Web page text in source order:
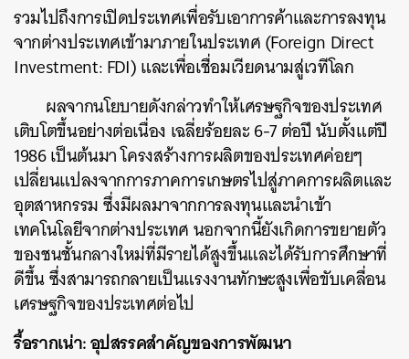
รวมไปถึงการเปิดประเทศเพื่อรับเอาการค้าและการลงทุน
จากต่างประเทศเข้ามาภายในประเทศ (Foreign Direct
Investment: FDI) และเพื่อเชื่อมเวียดนามสู่เวทีโลก
ผลจากนโยบายดังกล่าวทำให้เศรษฐกิจของประเทศ
เติบโตขึ้นอย่างต่อเนื่อง เฉลี่ยร้อยละ 6-7 ต่อปี นับตั้งแต่ปี
1986 เป็นต้นมา โครงสร้างการผลิตของประเทศค่อยๆ
เปลี่ยนแปลงจากการภาคการเกษตรไปสู่ภาคการผลิตและ
อุตสาหกรรม ซึ่งมีผลมาจากการลงทุนและนำเข้า
เทคโนโลยีจากต่างประเทศ นอกจากนี้ยังเกิดการขยายตัว
ของชนชั้นกลางใหม่ที่มีรายได้สูงขึ้นและได้รับการศึกษาที่
ดีขึ้น ซึ่งสามารถกลายเป็นแรงงานทักษะสูงเพื่อขับเคลื่อน
เศรษฐกิจของประเทศต่อไป
รื้อรากเน่า: อุปสรรคสำคัญของการพัฒนา